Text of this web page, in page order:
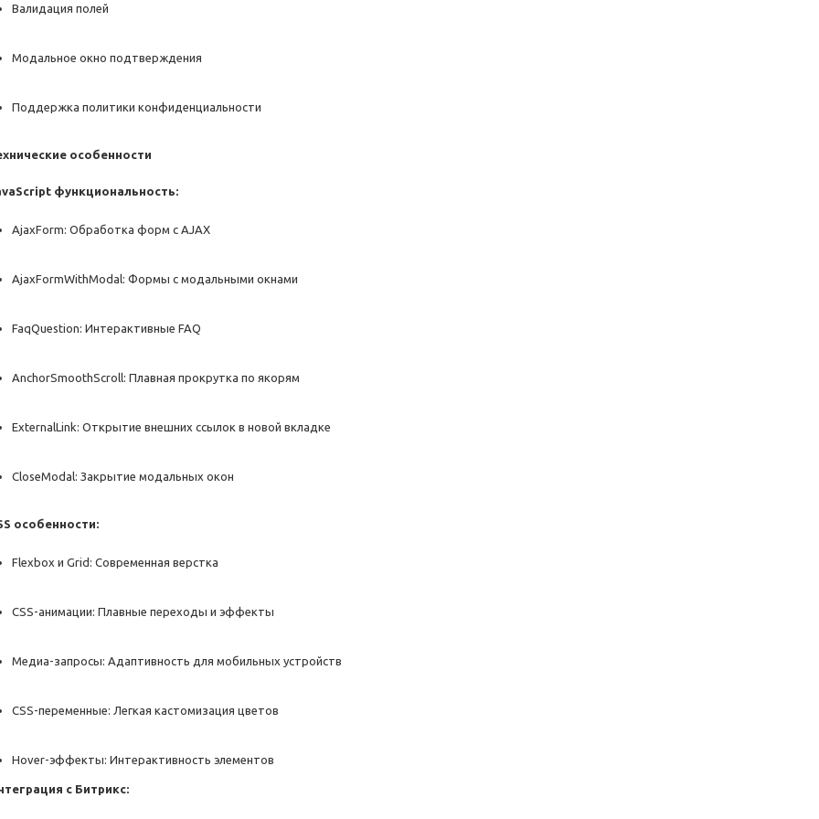
Валидация полей
Модальное окно подтверждения
Поддержка политики конфиденциальности
особенности
функциональность:
AjaxForm: Обработка форм с AJAX
AjaxFormWithModal: Формы с модальными окнами
FaqQuestion: Интерактивные FAQ
AnchorSmoothScroll: Плавная прокрутка по якорям
ExternalLink: Открытие внешних ссылок в новой вкладке
CloseModal: Закрытие модальных окон
особенности:
Flexbox и Grid: Современная верстка
CSS-анимации: Плавные переходы и эффекты
Медиа-запросы: Адаптивность для мобильных устройств
CSS-переменные: Легкая кастомизация цветов
Hover-эффекты: Интерактивность элементов
с Битрикс: